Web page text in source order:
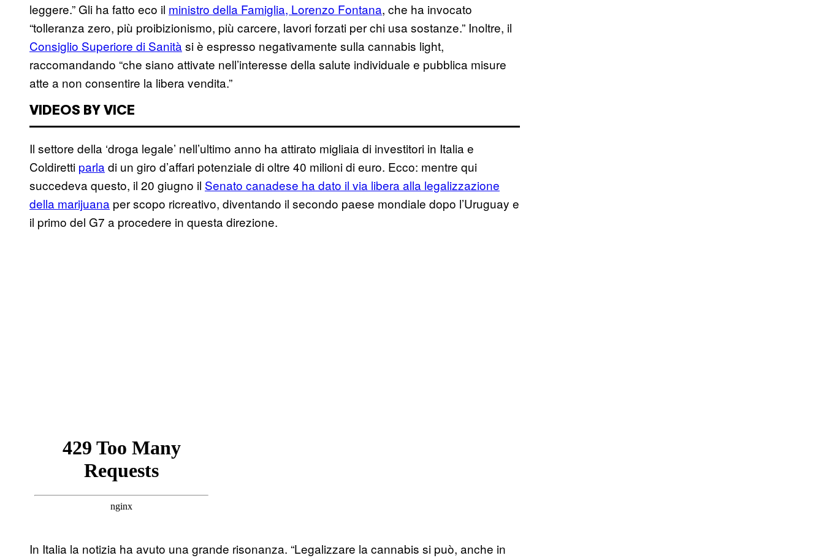
leggere.” Gli ha fatto eco il ministro della Famiglia, Lorenzo Fontana, che ha invocato
“tolleranza zero, più proibizionismo, più carcere, lavori forzati per chi usa sostanze.” Inoltre, il
Consiglio Superiore di Sanità si è espresso negativamente sulla cannabis light,
raccomandando “che siano attivate nell’interesse della salute individuale e pubblica misure
atte a non consentire la libera vendita.”
VIDEOS BY VICE
Il settore della ‘droga legale’ nell’ultimo anno ha attirato migliaia di investitori in Italia e
Coldiretti parla di un giro d’affari potenziale di oltre 40 milioni di euro. Ecco: mentre qui
succedeva questo, il 20 giugno il Senato canadese ha dato il via libera alla legalizzazione
della marijuana per scopo ricreativo, diventando il secondo paese mondiale dopo l’Uruguay e
il primo del G7 a procedere in questa direzione.
In Italia la notizia ha avuto una grande risonanza. “Legalizzare la cannabis si può, anche in